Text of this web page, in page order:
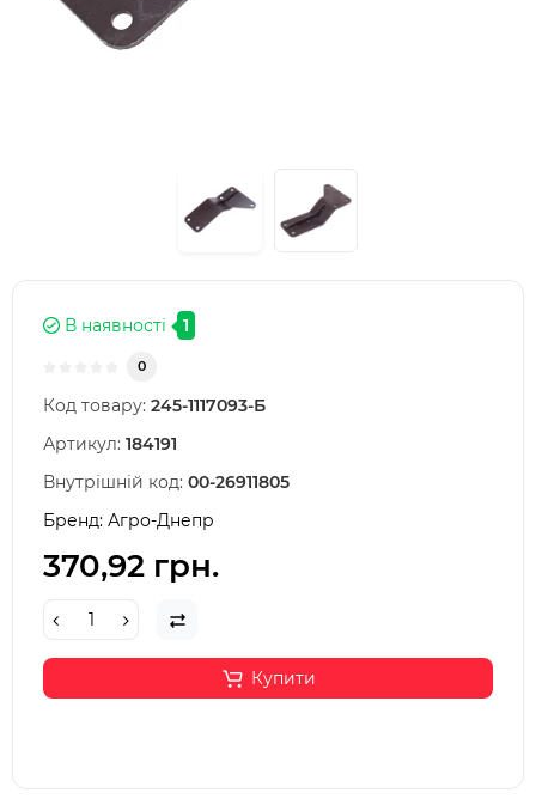
В наявності 1
0
Код товару: 245-1117093-Б
Артикул: 184191
Внутрішній код: 00-26911805
Бренд: Агро-Днепр
370,92 грн.
Купити